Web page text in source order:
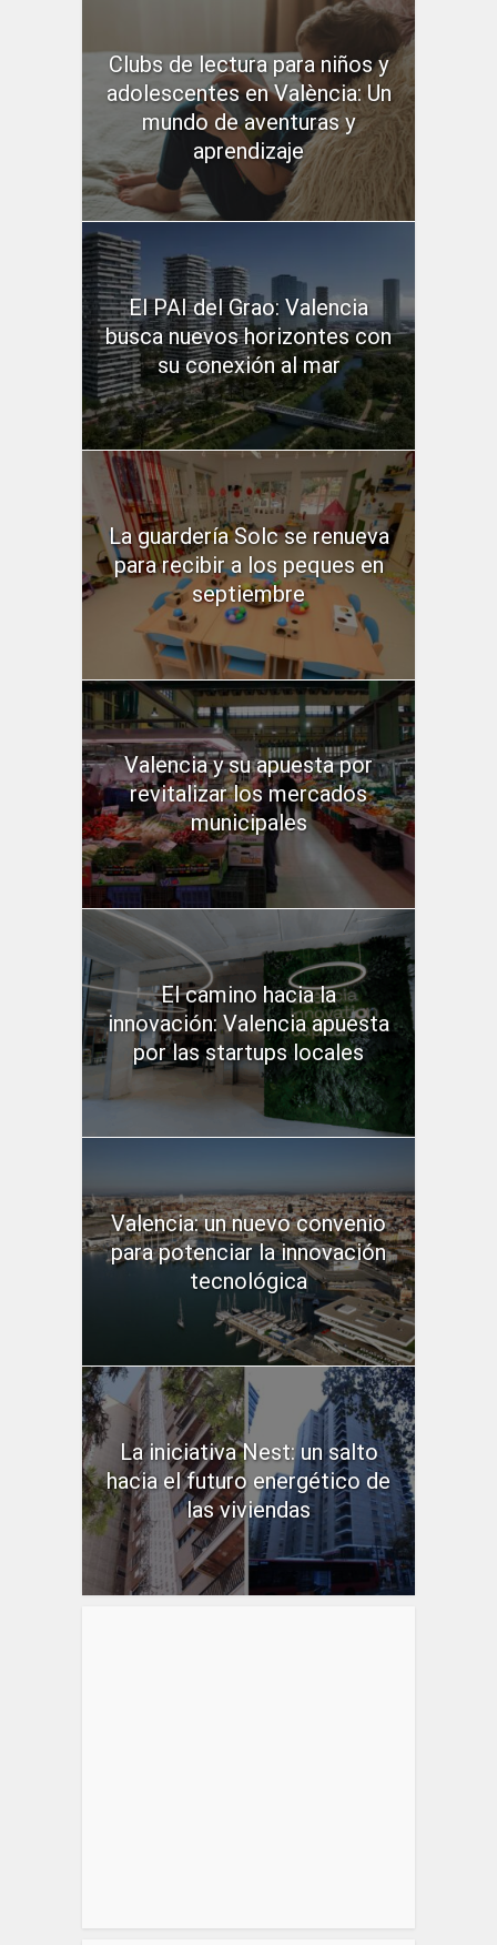
Clubs de lectura para niños y
adolescentes en València: Un
mundo de aventuras y
aprendizaje
El PAI del Grao: Valencia
busca nuevos horizontes con
su conexión al mar
La guardería Solc se renueva
para recibir a los peques en
septiembre
Valencia y su apuesta por
revitalizar los mercados
municipales
El camino hacia la
innovación: Valencia apuesta
por las startups locales
Valencia: un nuevo convenio
para potenciar la innovación
tecnológica
La iniciativa Nest: un salto
hacia el futuro energético de
las viviendas